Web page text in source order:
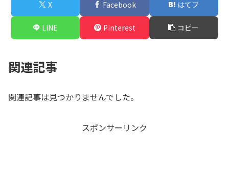
X Facebook はてブ
LINE Pinterest コピー
関連記事
関連記事は見つかりませんでした。
スポンサーリンク